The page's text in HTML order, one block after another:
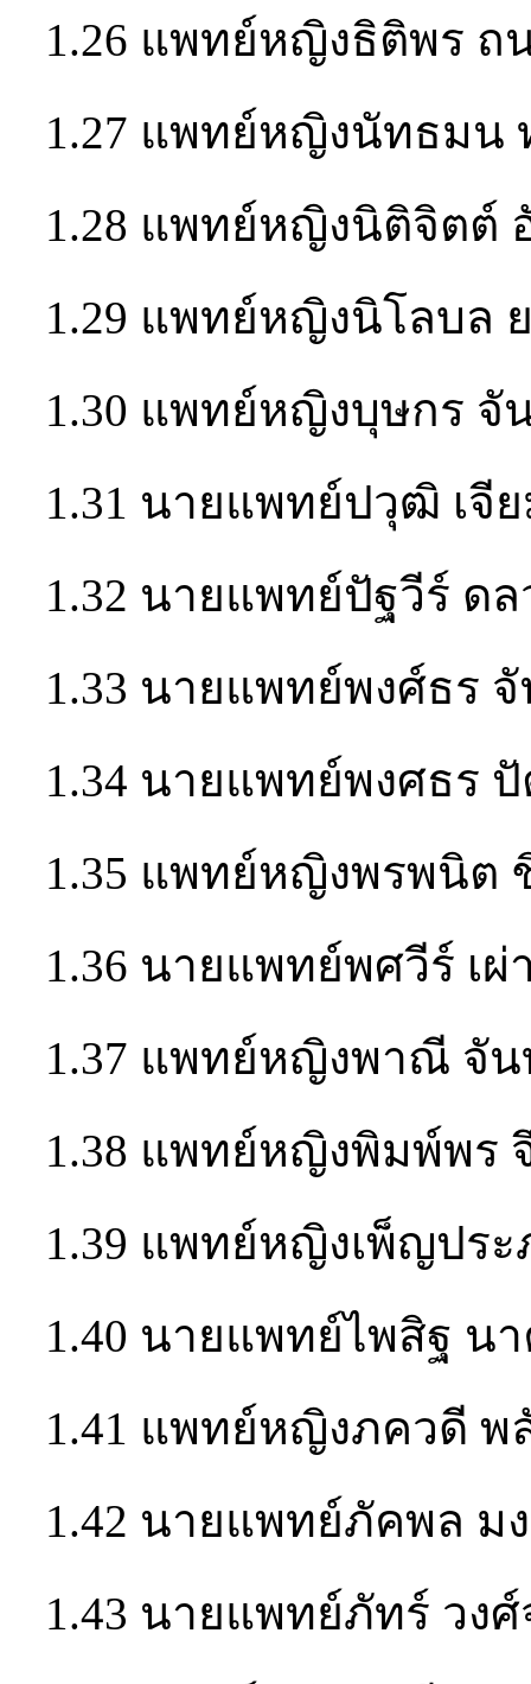
1.26 แพทย์หญิงธิติพร ถ
1.27 แพทย์หญิงนัทธมน
1.28 แพทย์หญิงนิติจิตต์
1.29 แพทย์หญิงนิโลบล
1.30 แพทย์หญิงบุษกร จั
1.31 นายแพทย์ปวุฒิ เจี
1.32 นายแพทย์ปัฐวีร์ ด
1.33 นายแพทย์พงศ์ธร
1.34 นายแพทย์พงศธร
1.35 แพทย์หญิงพรพนิต
1.36 นายแพทย์พศวีร์ เผ่
1.37 แพทย์หญิงพาณี จั
1.38 แพทย์หญิงพิมพ์พร
1.39 แพทย์หญิงเพ็ญปร
1.40 นายแพทย์ไพสิฐ นา
1.41 แพทย์หญิงภควดี พ
1.42 นายแพทย์ภัคพล ม
1.43 นายแพทย์ภัทร์ วง